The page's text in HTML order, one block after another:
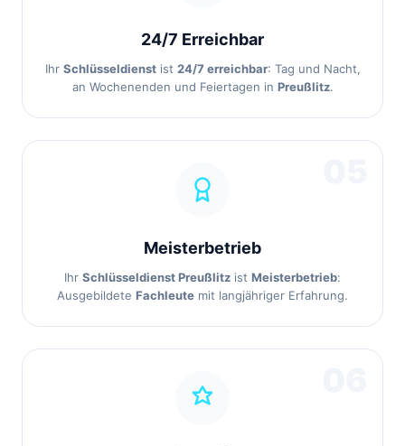
24/7 Erreichbar
Ihr Schlüsseldienstist 24/7 erreichbar: Tag und Nacht,
an Wochenenden und Feiertagen in Preußlitz.
Meisterbetrieb
Ihr Schlüsseldienst Preußlitz ist Meisterbetrieb:
Ausgebildete Fachleute mit langjähriger Erfahrung.